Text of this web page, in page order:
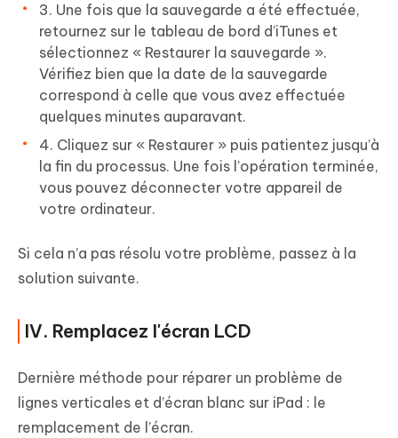
3. Une fois que la sauvegarde a été effectuée,
retournez sur le tableau de bord d’iTunes et
sélectionnez « Restaurer la sauvegarde ».
Vérifiez bien que la date de la sauvegarde
correspond à celle que vous avez effectuée
quelques minutes auparavant.
4. Cliquez sur « Restaurer » puis patientez jusqu’à
la fin du processus. Une fois l’opération terminée,
vous pouvez déconnecter votre appareil de
votre ordinateur.
Si cela n’a pas résolu votre problème, passez à la
solution suivante.
IV. Remplacez l'écran LCD
Dernière méthode pour réparer un problème de
lignes verticales et d’écran blanc sur iPad : le
remplacement de l’écran.